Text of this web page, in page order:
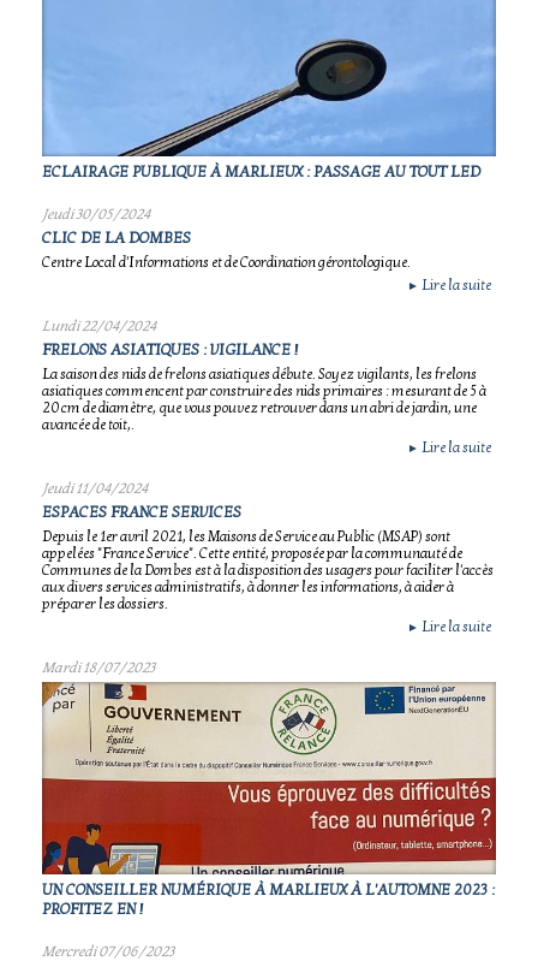
ECLAIRAGE PUBLIQUE À MARLIEUX : PASSAGE AU TOUT LED
Jeudi 30/05/2024
CLIC DE LA DOMBES
Centre Local d'Informations et de Coordination gérontologique.
► Lire la suite
Lundi 22/04/2024
FRELONS ASIATIQUES : VIGILANCE !
La saison des nids de frelons asiatiques débute. Soyez vigilants, les frelons
asiatiques commencent par construire des nids primaires : mesurant de 5 à
20 cm de diamètre, que vous pouvez retrouver dans un abri de jardin, une
avancée de toit,.
► Lire la suite
Jeudi 11/04/2024
ESPACES FRANCE SERVICES
Depuis le 1er avril 2021, les Maisons de Service au Public (MSAP) sont
appelées "France Service". Cette entité, proposée par la communauté de
Communes de la Dombes est à la disposition des usagers pour faciliter l'accès
aux divers services administratifs, à donner les informations, à aider à
préparer les dossiers.
► Lire la suite
Mardi 18/07/2023
UN CONSEILLER NUMÉRIQUE À MARLIEUX À L'AUTOMNE 2023 :
PROFITEZ EN !
Mercredi 07/06/2023